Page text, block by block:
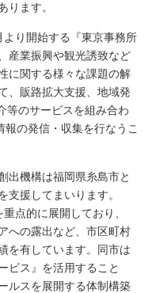
ります。
り開始する『東京事務所
産業振興や観光誘致など
に関する様々な課題の解
、販路拡大支援、地域発
等のサービスを組み合わ
の発信・収集を行なうこ
出機構は福岡県糸島市と
支援してまいります。
点的に展開しており、
への露出など、市区町村
を有しています。同市は
ビス』を活用すること
ルスを展開する体制構築